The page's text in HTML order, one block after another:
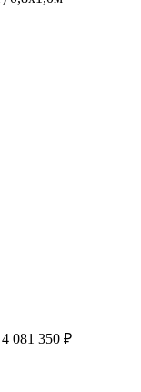
4 081 350 ₽